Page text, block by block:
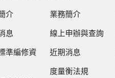
介
息
準編修資
業務簡介
線上申辦與查詢
近期消息
度量衡法規